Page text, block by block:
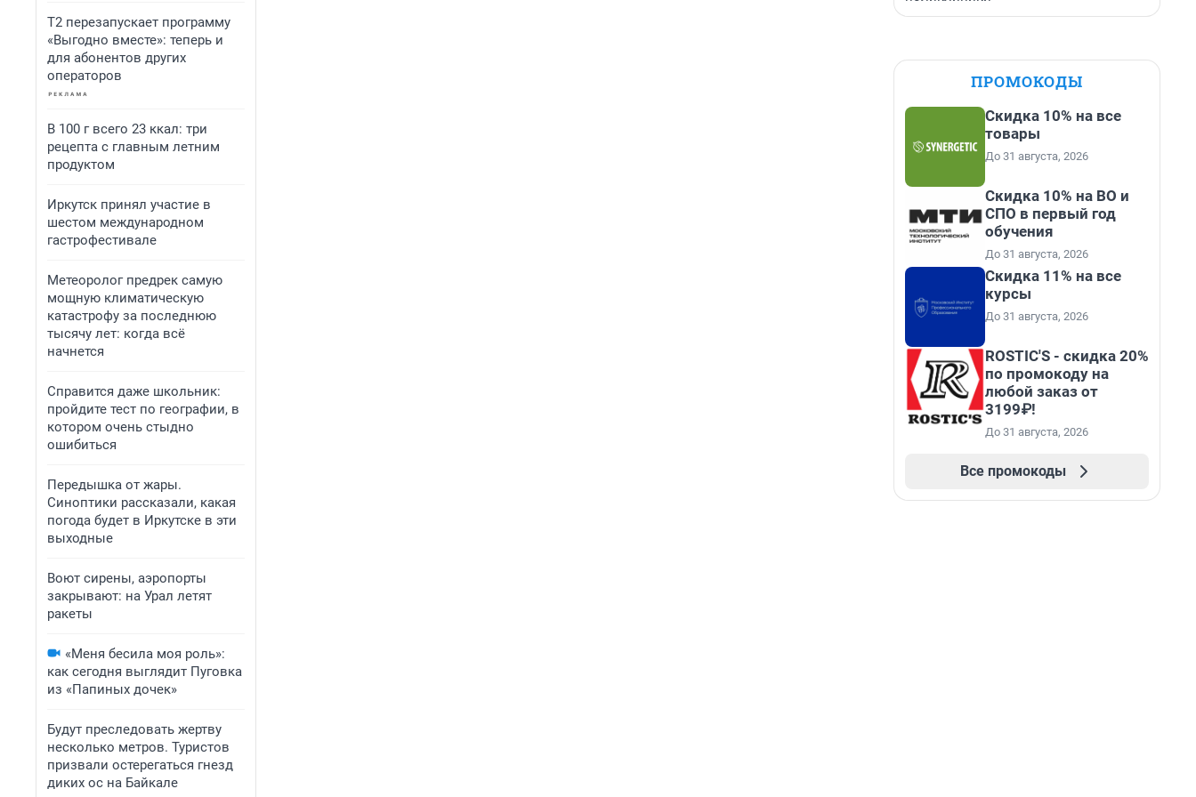
Т2 перезапускает программу
«Выгодно вместе»: теперь и
для абонентов других
операторов
В 100 г всего 23 ккал: три
рецепта с главным летним
продуктом
Иркутск принял участие в
шестом международном
гастрофестивале
Метеоролог предрек самую
мощную климатическую
катастрофу за последнюю
тысячу лет: когда всё
начнется
Справится даже школьник:
пройдите тест по географии, в
котором очень стыдно
ошибиться
Передышка от жары.
Синоптики рассказали, какая
погода будет в Иркутске в эти
выходные
Воют сирены, аэропорты
закрывают: на Урал летят
ракеты
«Меня бесила моя роль»:
как сегодня выглядит Пуговка
из «Папиных дочек»
Будут преследовать жертву
несколько метров. Туристов
призвали остерегаться гнезд
диких ос на Байкале
ПРОМОКОДЫ
Скидка 10% на все
товары
До 31 августа, 2026
Скидка 10% на ВО и
СПО в первый год
обучения
До 31 августа, 2026
Скидка 11% на все
курсы
До 31 августа, 2026
ROSTIC'S - скидка 20%
по промокоду на
любой заказ от
3199₽!
До 31 августа, 2026
Все промокоды